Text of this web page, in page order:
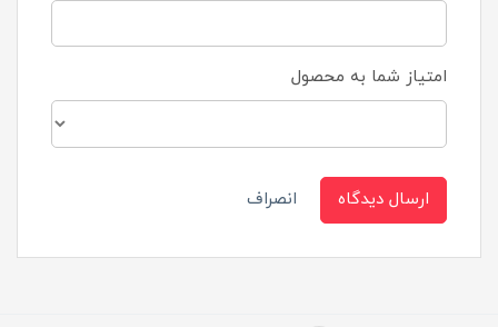
امتیاز شما به محصول
ارسال دیدگاه انصراف